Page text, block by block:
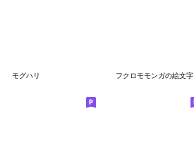
モグハリ フクロモモンガの絵文字